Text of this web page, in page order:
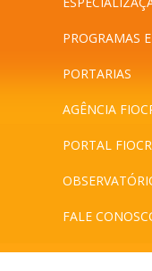
PROGRAMAS
PORTARIAS
AGÊNCIA
PORTAL
FALE